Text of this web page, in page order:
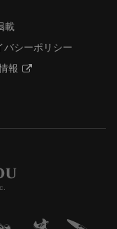
載
バシーポリシー
報